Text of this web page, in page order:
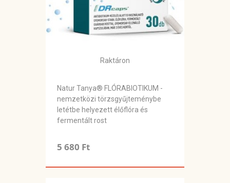
Raktáron
Natur Tanya® FLÓRABIOTIKUM -
nemzetközi törzsgyűjteménybe
letétbe helyezett élőflóra és
fermentált rost
5 680 Ft